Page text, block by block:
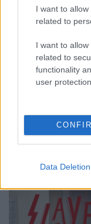
I want to
related to
I want to
related to
functionality
user protection.
Data Deletion
A Slayer
nagyon